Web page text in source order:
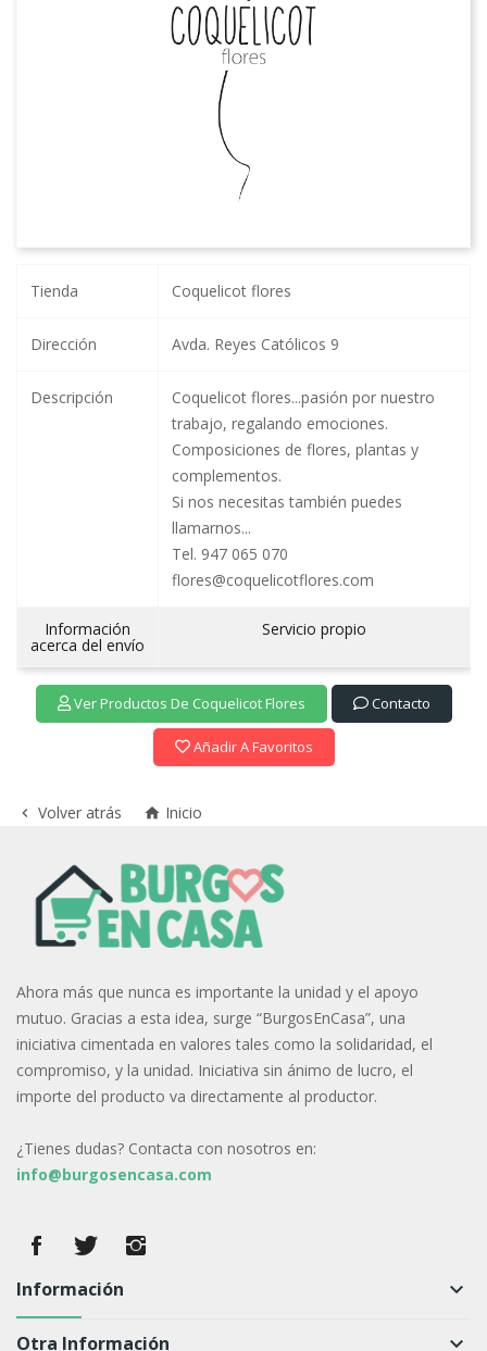
Tienda Coquelicot flores
Dirección Avda. Reyes Católicos 9
Descripción
Coquelicot flores...pasión por nuestro
trabajo, regalando emociones.
Composiciones de flores, plantas y
complementos.
Si nos necesitas también puedes
llamarnos...
Tel. 947 065 070
flores@coquelicotflores.com
Información
acerca del envío
Servicio propio
Ver Productos De Coquelicot Flores Contacto
Añadir A Favoritos
 Volver atrás  Inicio
Ahora más que nunca es importante la unidad y el apoyo
mutuo. Gracias a esta idea, surge “BurgosEnCasa”, una
iniciativa cimentada en valores tales como la solidaridad, el
compromiso, y la unidad. Iniciativa sin ánimo de lucro, el
importe del producto va directamente al productor.
¿Tienes dudas? Contacta con nosotros en:
info@burgosencasa.com
Información keyboard_arrow_down
Otra Información keyboard_arrow_down